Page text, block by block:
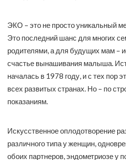
ЭКО – это не просто уникальный
Это последний шанс для многих
родителями, а для будущих мам –
счастье вынашивания малыша.
началась в 1978 году, и с тех пор
всех развитых странах. Но – по
показаниям.
Искусственное оплодотворение
различного типа у женщин,
обоих партнеров, эндометриозе у